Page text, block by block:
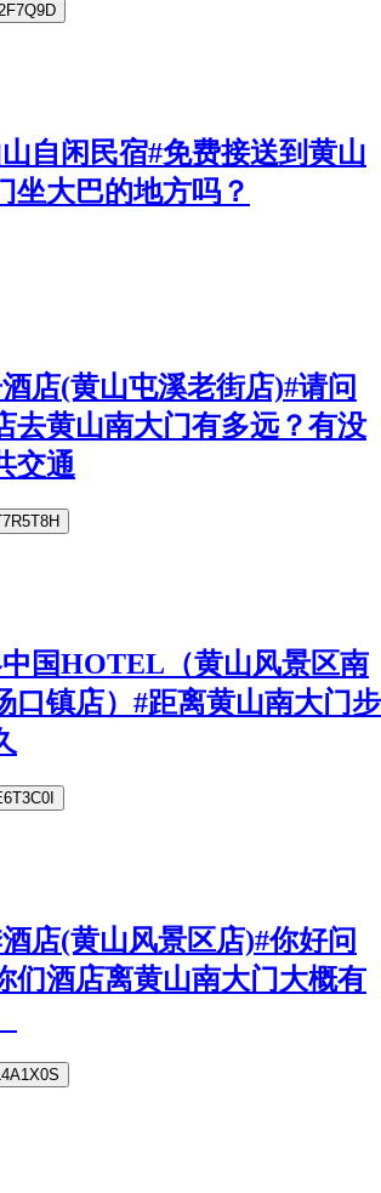
自闲民宿#免费接送到黄山
坐大巴的地方吗？
店(黄山屯溪老街店)#请问
去黄山南大门有多远？有没
交通
国HOTEL（黄山风景区南
口镇店）#距离黄山南大门步
店(黄山风景区店)#你好问
们酒店离黄山南大门大概有